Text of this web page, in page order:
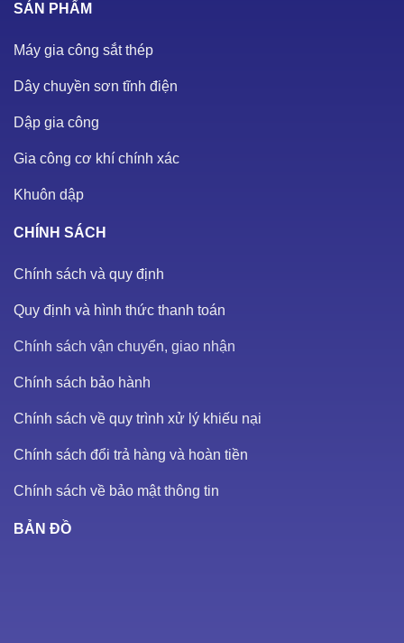
SẢN PHẨM
Máy gia công sắt thép
Dây chuyền sơn tĩnh điện
Dập gia công
Gia công cơ khí chính xác
Khuôn dập
CHÍNH SÁCH
Chính sách và quy định
Quy định và hình thức thanh toán
Chính sách vận chuyển, giao nhận
Chính sách bảo hành
Chính sách về quy trình xử lý khiếu nại
Chính sách đổi trả hàng và hoàn tiền
Chính sách về bảo mật thông tin
BẢN ĐỒ